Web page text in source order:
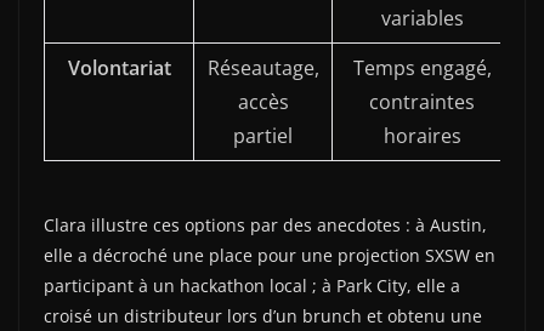
variables
Volontariat
Réseautage,
accès
partiel
Temps engagé,
contraintes
horaires
Clara illustre ces options par des anecdotes : à Austin,
elle a décroché une place pour une projection SXSW en
participant à un hackathon local ; à Park City, elle a
croisé un distributeur lors d’un brunch et obtenu une